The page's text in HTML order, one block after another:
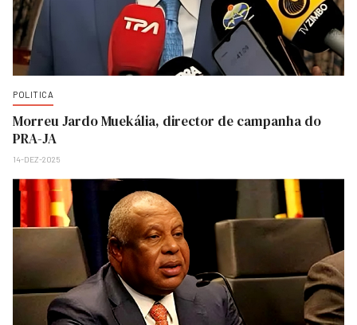
POLITICA
Morreu Jardo Muekália, director de campanha do
PRA-JA
14-DEZ-2025